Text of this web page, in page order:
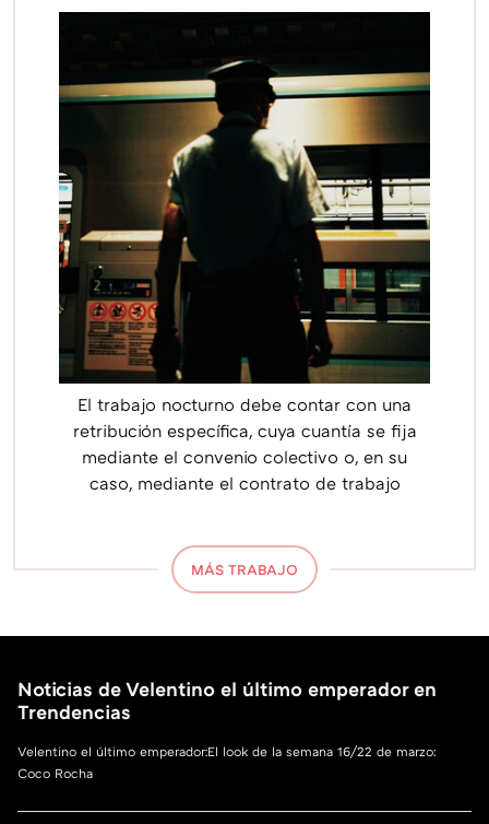
El trabajo nocturno debe contar con una
retribución específica, cuya cuantía se fija
mediante el convenio colectivo o, en su
caso, mediante el contrato de trabajo
MÁS TRABAJO
Noticias de Velentino el último emperador en
Trendencias
Velentino el último emperador:El look de la semana 16/22 de marzo:
Coco Rocha